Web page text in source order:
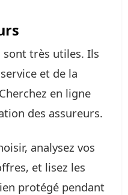
sont très utiles. Ils
et de la
en ligne
des assureurs.
analysez vos
et lisez les
protégé pendant